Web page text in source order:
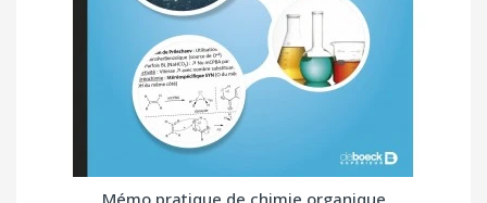
Mémo pratique de chimie organique